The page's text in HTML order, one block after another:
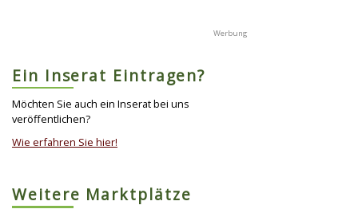
Ein Inserat Eintragen?
Möchten Sie auch ein Inserat bei uns
veröffentlichen?
Wie erfahren Sie hier!
Weitere Marktplätze